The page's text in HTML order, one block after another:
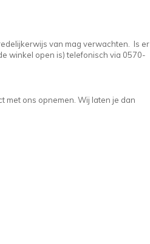
van mag verwachten. Is er
winkel open is) telefonisch via 0570-
met ons opnemen. Wij laten je dan